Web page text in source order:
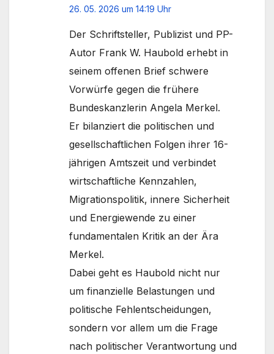
26. 05. 2026 um 14:19 Uhr
Der Schriftsteller, Publizist und PP-
Autor Frank W. Haubold erhebt in
seinem offenen Brief schwere
Vorwürfe gegen die frühere
Bundeskanzlerin Angela Merkel.
Er bilanziert die politischen und
gesellschaftlichen Folgen ihrer 16-
jährigen Amtszeit und verbindet
wirtschaftliche Kennzahlen,
Migrationspolitik, innere Sicherheit
und Energiewende zu einer
fundamentalen Kritik an der Ära
Merkel.
Dabei geht es Haubold nicht nur
um finanzielle Belastungen und
politische Fehlentscheidungen,
sondern vor allem um die Frage
nach politischer Verantwortung und